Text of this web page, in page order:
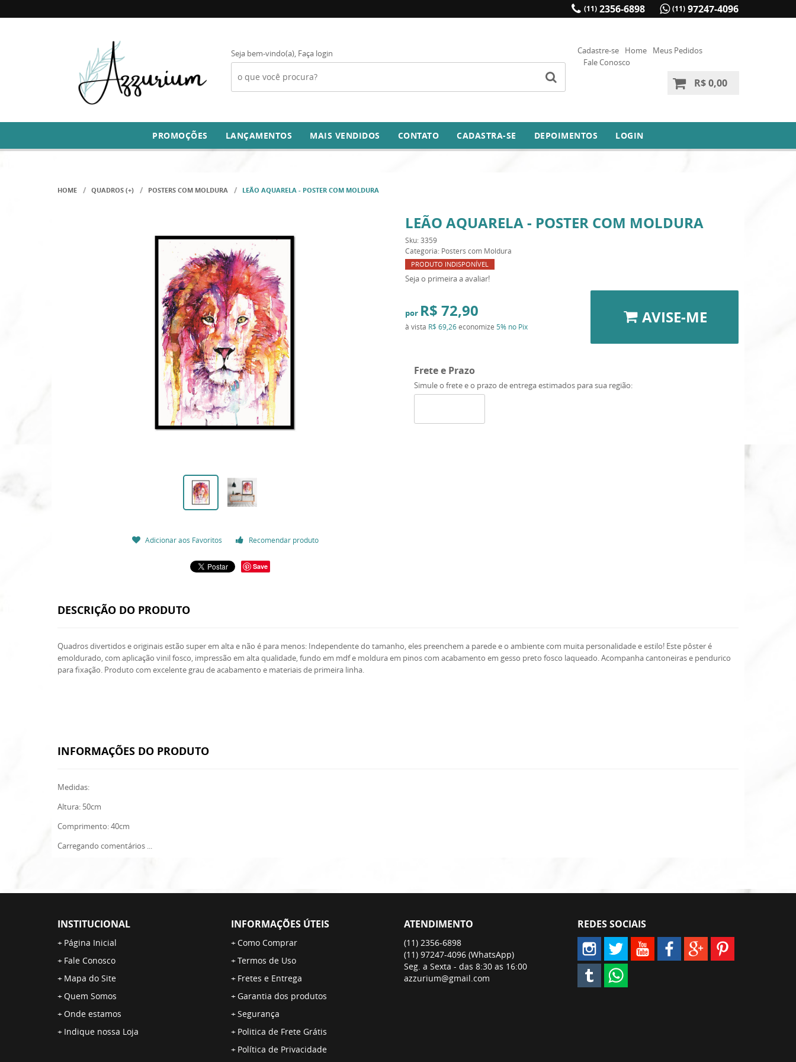
(11) 2356-6898 (11) 97247-4096
Seja bem-vindo(a), Faça login Cadastre-se Home
Meus Pedidos
Fale Conosco
R$ 0,00
PROMOÇÕES LANÇAMENTOS MAIS VENDIDOS CONTATO CADASTRA-SE DEPOIMENTOS LOGIN
HOME QUADROS (+) POSTERS COM MOLDURA LEÃO AQUARELA - POSTER COM MOLDURA
Adicionar aos Favoritos Recomendar produto
Save
LEÃO AQUARELA - POSTER COM MOLDURA
Sku:3359
Categoria: Posters com Moldura
PRODUTO INDISPONÍVEL
Seja o primeira a avaliar!
por R$ 72,90
à vista R$ 69,26economize 5% no Pix AVISE-ME
Frete e Prazo
Simule o frete e o prazo de entrega estimados para sua região:
DESCRIÇÃO DO PRODUTO
Quadros divertidos e originais estão super em alta e não é para menos: Independente do tamanho, eles preenchem a parede e o ambiente com muita personalidade e estilo! Este pôster é
emoldurado, com aplicação vinil fosco, impressão em alta qualidade, fundo em mdf e moldura em pinos com acabamento em gesso preto fosco laqueado. Acompanha cantoneiras e pendurico
para fixação. Produto com excelente grau de acabamento e materiais de primeira linha.
INFORMAÇÕES DO PRODUTO
Medidas:
Altura: 50cm
Comprimento: 40cm
Carregando comentários ...
INSTITUCIONAL
Página Inicial
Fale Conosco
Mapa do Site
Quem Somos
Onde estamos
Indique nossa Loja
INFORMAÇÕES ÚTEIS
Como Comprar
Termos de Uso
Fretes e Entrega
Garantia dos produtos
Segurança
Politica de Frete Grátis
Política de Privacidade
ATENDIMENTO
(11) 2356-6898
(11) 97247-4096 (WhatsApp)
Seg. a Sexta - das 8:30 as 16:00
azzurium@gmail.com
REDES SOCIAIS